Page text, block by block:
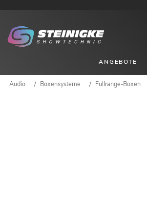
ANGEBOTE
Audio / Boxensysteme / Fullrange-Boxen